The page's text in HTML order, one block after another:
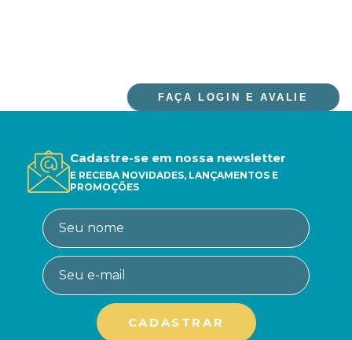
FAÇA LOGIN E AVALIE
Cadastre-se em nossa newsletter
E RECEBA NOVIDADES, LANÇAMENTOS E
PROMOÇÕES